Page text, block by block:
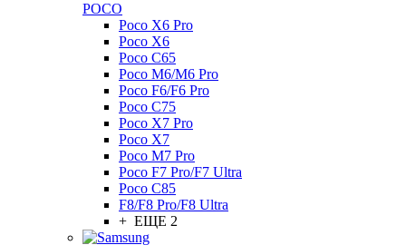
POCO
Poco X6 Pro
Poco X6
Poco C65
Poco M6/M6 Pro
Poco F6/F6 Pro
Poco C75
Poco X7 Pro
Poco X7
Poco M7 Pro
Poco F7 Pro/F7 Ultra
Poco C85
F8/F8 Pro/F8 Ultra
+ ЕЩЕ 2